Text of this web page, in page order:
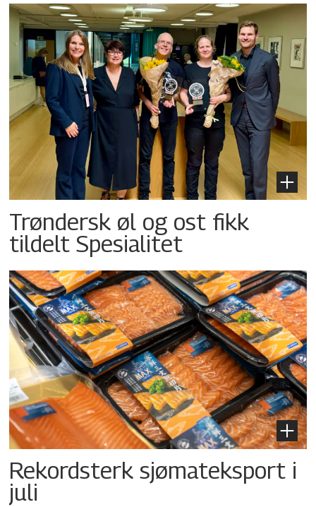
Trøndersk øl og ost fikk
tildelt Spesialitet
Rekordsterk sjømateksport i
juli